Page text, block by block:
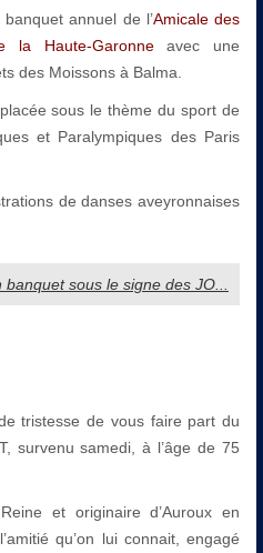
annuel de l’Amicale des
la Haute-Garonneavec une
des Moissons à Balma.
sous le thème du sport de
et Paralympiques des Paris
de danses aveyronnaises
sous le signe des JO...
tristesse de vous faire part du
survenu samedi, à l’âge de 75
et originaire d’Auroux en
qu’on lui connait, engagé